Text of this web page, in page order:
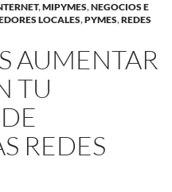
,MIPYMES,NEGOCIOS E
LOCALES,PYMES,REDES
AUMENTAR
TU
REDES